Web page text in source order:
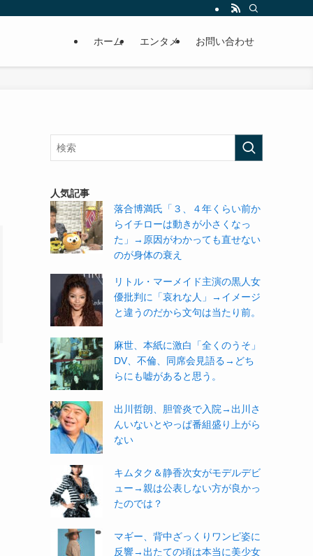
ホーム エンタメ お問い合わせ
人気記事
落合博満氏「３、４年くらい前か
らイチローは動きが小さくなっ
た」→原因がわかっても直せない
のが身体の衰え
リトル・マーメイド主演の黒人女
優批判に「哀れな人」→イメージ
と違うのだから文句は当たり前。
麻世、本紙に激白「全くのうそ」
DV、不倫、同席会見語る→どち
らにも嘘があると思う。
出川哲朗、胆管炎で入院→出川さ
んいないとやっぱ番組盛り上がら
ない
キムタク＆静香次女がモデルデビ
ュー→親は公表しない方が良かっ
たのでは？
マギー、背中ざっくりワンピ姿に
反響→出たての頃は本当に美少女